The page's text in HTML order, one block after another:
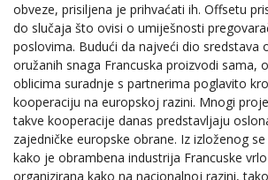
obveze, prisiljena je prihvaćati ih. Offsetu
do slučaja što ovisi o umiješnosti
poslovima. Budući da najveći dio sredstava
oružanih snaga Francuska proizvodi sama,
oblicima suradnje s partnerima poglavito
kooperaciju na europskoj razini. Mnogi
takve kooperacije danas predstavljaju
zajedničke europske obrane. Iz izloženog
kako je obrambena industrija Francuske
organizirana kako na nacionalnoj razini,